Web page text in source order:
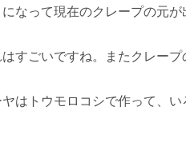
なって現在のクレープの元が
すごいですね。またクレープ
はトウモロコシで作って、い